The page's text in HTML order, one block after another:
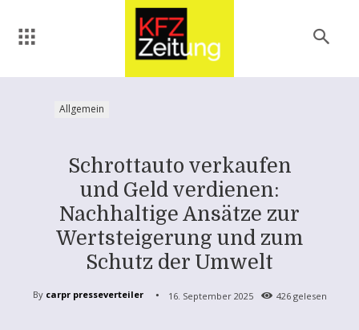
Allgemein
Schrottauto verkaufen
und Geld verdienen:
Nachhaltige Ansätze zur
Wertsteigerung und zum
Schutz der Umwelt
By carpr presseverteiler 16. September 2025 426gelesen